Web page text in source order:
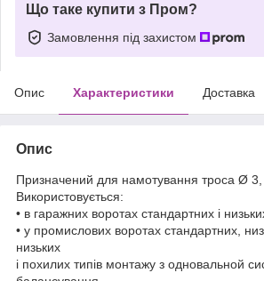
Що таке купити з Пром?
Замовлення під захистом
Опис Характеристики Доставка
Опис
Призначений для намотування троса Ø
Використовується:
• в гаражних воротах стандартних і
• у промислових воротах стандартних,
низьких
і похилих типів монтажу з одновальной